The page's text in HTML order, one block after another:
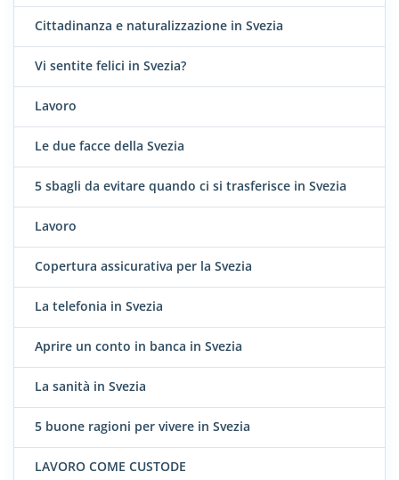
Cittadinanza e naturalizzazione in Svezia
Vi sentite felici in Svezia?
Lavoro
Le due facce della Svezia
5 sbagli da evitare quando ci si trasferisce in Svezia
Lavoro
Copertura assicurativa per la Svezia
La telefonia in Svezia
Aprire un conto in banca in Svezia
La sanità in Svezia
5 buone ragioni per vivere in Svezia
LAVORO COME CUSTODE